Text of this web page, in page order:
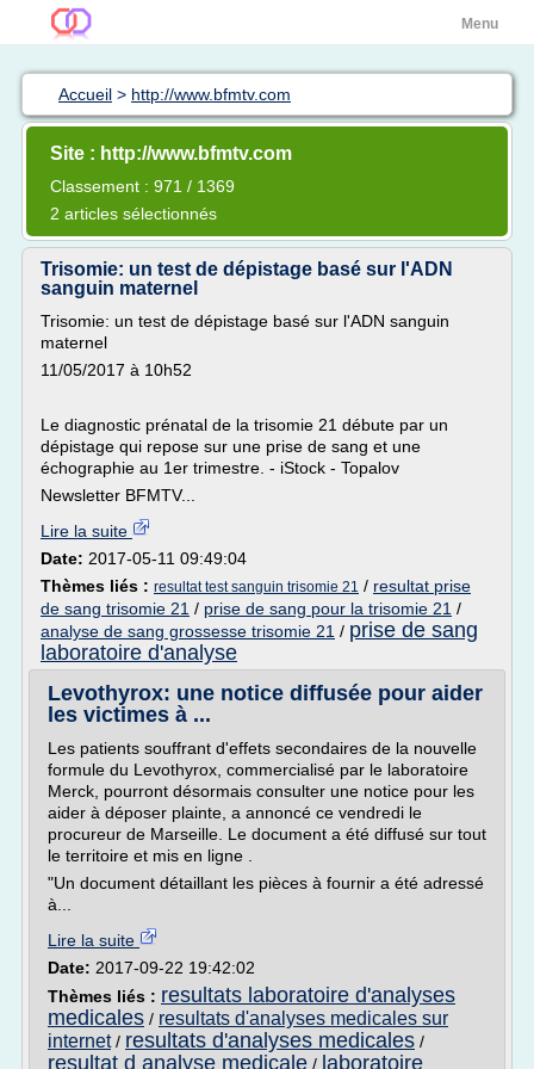
Menu
Accueil > http://www.bfmtv.com
Site : http://www.bfmtv.com
Classement : 971 / 1369
2 articles sélectionnés
Trisomie: un test de dépistage basé sur l'ADN
sanguin maternel
Trisomie: un test de dépistage basé sur l'ADN sanguin
maternel
11/05/2017 à 10h52
Le diagnostic prénatal de la trisomie 21 débute par un
dépistage qui repose sur une prise de sang et une
échographie au 1er trimestre. - iStock - Topalov
Newsletter BFMTV...
Lire la suite
Date: 2017-05-11 09:49:04
Thèmes liés : resultat test sanguin trisomie 21 / resultat prise
de sang trisomie 21 / prise de sang pour la trisomie 21 /
analyse de sang grossesse trisomie 21 / prise de sang
laboratoire d'analyse
Levothyrox: une notice diffusée pour aider
les victimes à ...
Les patients souffrant d'effets secondaires de la nouvelle
formule du Levothyrox, commercialisé par le laboratoire
Merck, pourront désormais consulter une notice pour les
aider à déposer plainte, a annoncé ce vendredi le
procureur de Marseille. Le document a été diffusé sur tout
le territoire et mis en ligne .
"Un document détaillant les pièces à fournir a été adressé
à...
Lire la suite
Date: 2017-09-22 19:42:02
Thèmes liés : resultats laboratoire d'analyses
medicales / resultats d'analyses medicales sur
internet/ resultats d'analyses medicales /
resultat d analyse medicale / laboratoire